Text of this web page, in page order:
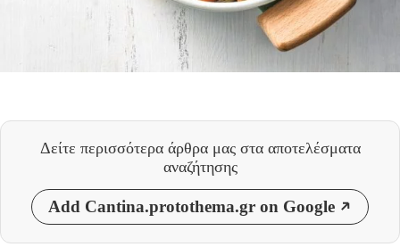
Δείτε περισσότερα άρθρα μας στα αποτελέσματα
αναζήτησης
Add Cantina.protothema.gr on Google